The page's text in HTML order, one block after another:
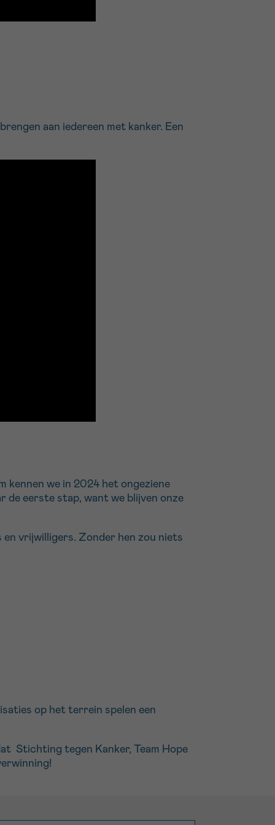
aan iedereen met kanker. Een
kennen we in 2024 het ongeziene
de eerste stap, want we blijven onze
vrijwilligers. Zonder hen zou niets
op het terrein spelen een
Stichting tegen Kanker, Team Hope